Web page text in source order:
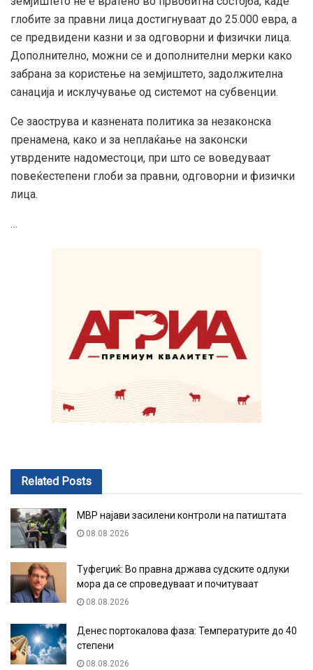
глобите за правни лица достигнуваат до 25.000 евра, а
се предвидени казни и за одговорни и физички лица.
Дополнително, можни се и дополнителни мерки како
забрана за користење на земјиштето, задолжителна
санација и исклучување од системот на субвенции.
Се заострува и казнената политика за незаконска
пренамена, како и за неплаќање на законски
утврдените надоместоци, при што се воведуваат
повеќестепени глоби за правни, одговорни и физички
лица.
…
Related Posts
МВР најави засилени контроли на патиштата
08.08.2026
Туфегџиќ: Во правна држава судските одлуки
мора да се спроведуваат и почитуваат
08.08.2026
Денес портокалова фаза: Температурите до 40
степени
08.08.2026